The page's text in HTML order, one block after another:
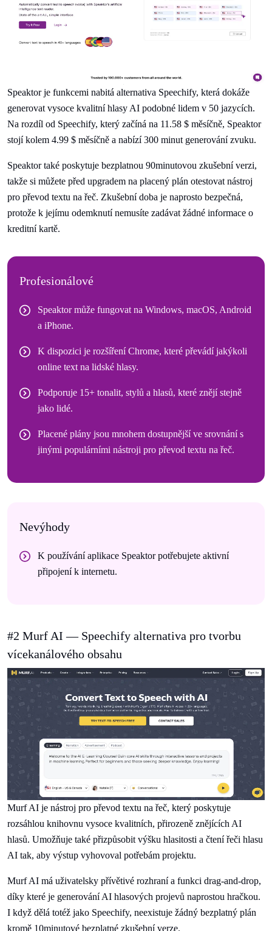
Speaktor je funkcemi nabitá alternativa Speechify, která dokáže
generovat vysoce kvalitní hlasy AI podobné lidem v 50 jazycích.
Na rozdíl od Speechify, který začíná na 11.58 $ měsíčně, Speaktor
stojí kolem 4.99 $ měsíčně a nabízí 300 minut generování zvuku.
Speaktor také poskytuje bezplatnou 90minutovou zkušební verzi,
takže si můžete před upgradem na placený plán otestovat nástroj
pro převod textu na řeč. Zkušební doba je naprosto bezpečná,
protože k jejímu odemknutí nemusíte zadávat žádné informace o
kreditní kartě.
Profesionálové
Speaktor může fungovat na Windows, macOS, Android
a iPhone.
K dispozici je rozšíření Chrome, které převádí jakýkoli
online text na lidské hlasy.
Podporuje 15+ tonalit, stylů a hlasů, které znějí stejně
jako lidé.
Placené plány jsou mnohem dostupnější ve srovnání s
jinými populárními nástroji pro převod textu na řeč.
Nevýhody
K používání aplikace Speaktor potřebujete aktivní
připojení k internetu.
#2 Murf AI — Speechify alternativa pro tvorbu
vícekanálového obsahu
Murf AI je nástroj pro převod textu na řeč, který poskytuje
rozsáhlou knihovnu vysoce kvalitních, přirozeně znějících AI
hlasů. Umožňuje také přizpůsobit výšku hlasitosti a čtení řeči hlasu
AI tak, aby výstup vyhovoval potřebám projektu.
Murf AI má uživatelsky přívětivé rozhraní a funkci drag-and-drop,
díky které je generování AI hlasových projevů naprostou hračkou.
I když dělá totéž jako Speechify, neexistuje žádný bezplatný plán
kromě 10minutové bezplatné zkušební verze.